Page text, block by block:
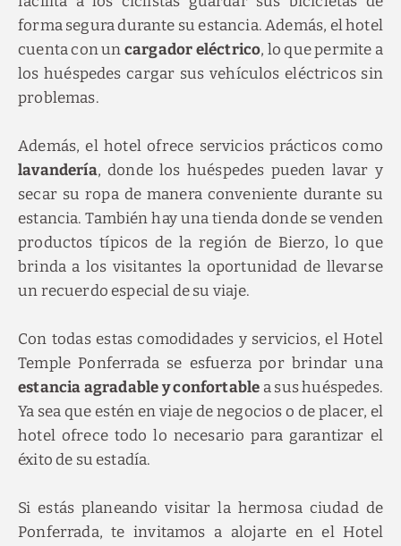
forma segura durante su estancia. Además, el hotel
cuenta con uncargador eléctrico, lo que permite a
los huéspedes cargar sus vehículos eléctricos sin
problemas.
Además, el hotel ofrece servicios prácticos como
lavandería, donde los huéspedes pueden lavar y
secar su ropa de manera conveniente durante su
estancia. También hay una tienda donde se venden
productos típicos de la región de Bierzo, lo que
brinda a los visitantes la oportunidad de llevarse
un recuerdo especial de su viaje.
Con todas estas comodidades y servicios, el Hotel
Temple Ponferrada se esfuerza por brindar una
estancia agradable y confortable a sus huéspedes.
Ya sea que estén en viaje de negocios o de placer, el
hotel ofrece todo lo necesario para garantizar el
éxito de su estadía.
Si estás planeando visitar la hermosa ciudad de
Ponferrada, te invitamos a alojarte en el Hotel